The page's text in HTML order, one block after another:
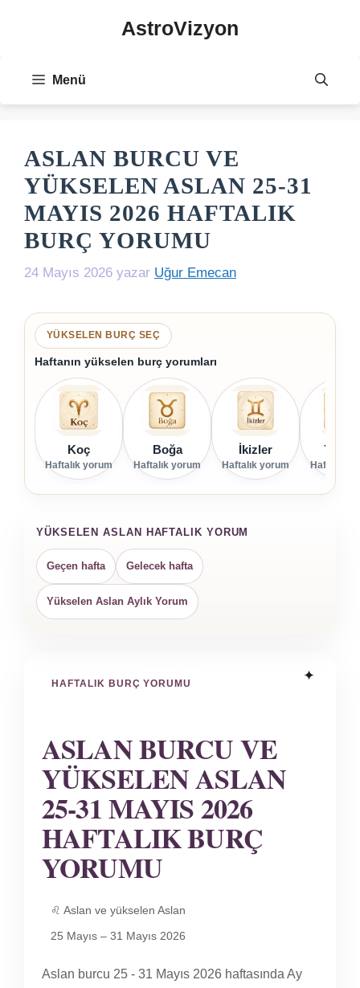
AstroVizyon
Menü
ASLAN BURCU VE
YÜKSELEN ASLAN 25-31
MAYIS 2026 HAFTALIK
BURÇ YORUMU
24 Mayıs 2026 yazar Uğur Emecan
YÜKSELEN BURÇ SEÇ
Haftanın yükselen burç yorumları
Koç
Haftalık yorum
Boğa
Haftalık yorum
İkizler
Haftalık yorum Haftalık
YÜKSELEN ASLAN HAFTALIK YORUM
Geçen hafta Gelecek hafta
Yükselen Aslan Aylık Yorum
HAFTALIK BURÇ YORUMU
ASLAN BURCU VE
YÜKSELEN ASLAN
25-31 MAYIS 2026
HAFTALIK BURÇ
YORUMU
♌ Aslan ve yükselen Aslan
25 Mayıs – 31 Mayıs 2026
Aslan burcu 25 - 31 Mayıs 2026 haftasında Ay